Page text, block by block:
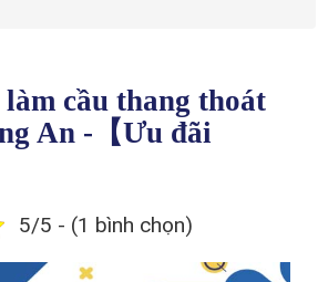
cầu thang thoát
An -【Ưu đãi
5/5 - (1 bình chọn)